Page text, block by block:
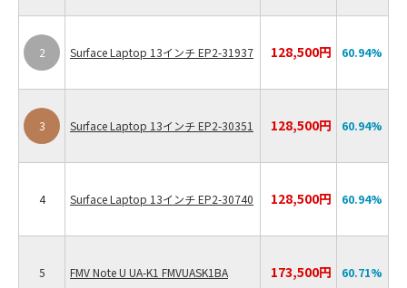
2 Surface Laptop 13インチ EP2-31937 128,500円 60.94%
3 Surface Laptop 13インチ EP2-30351 128,500円 60.94%
4 Surface Laptop 13インチ EP2-30740 128,500円 60.94%
5 FMV Note U UA-K1 FMVUASK1BA 173,500円 60.71%